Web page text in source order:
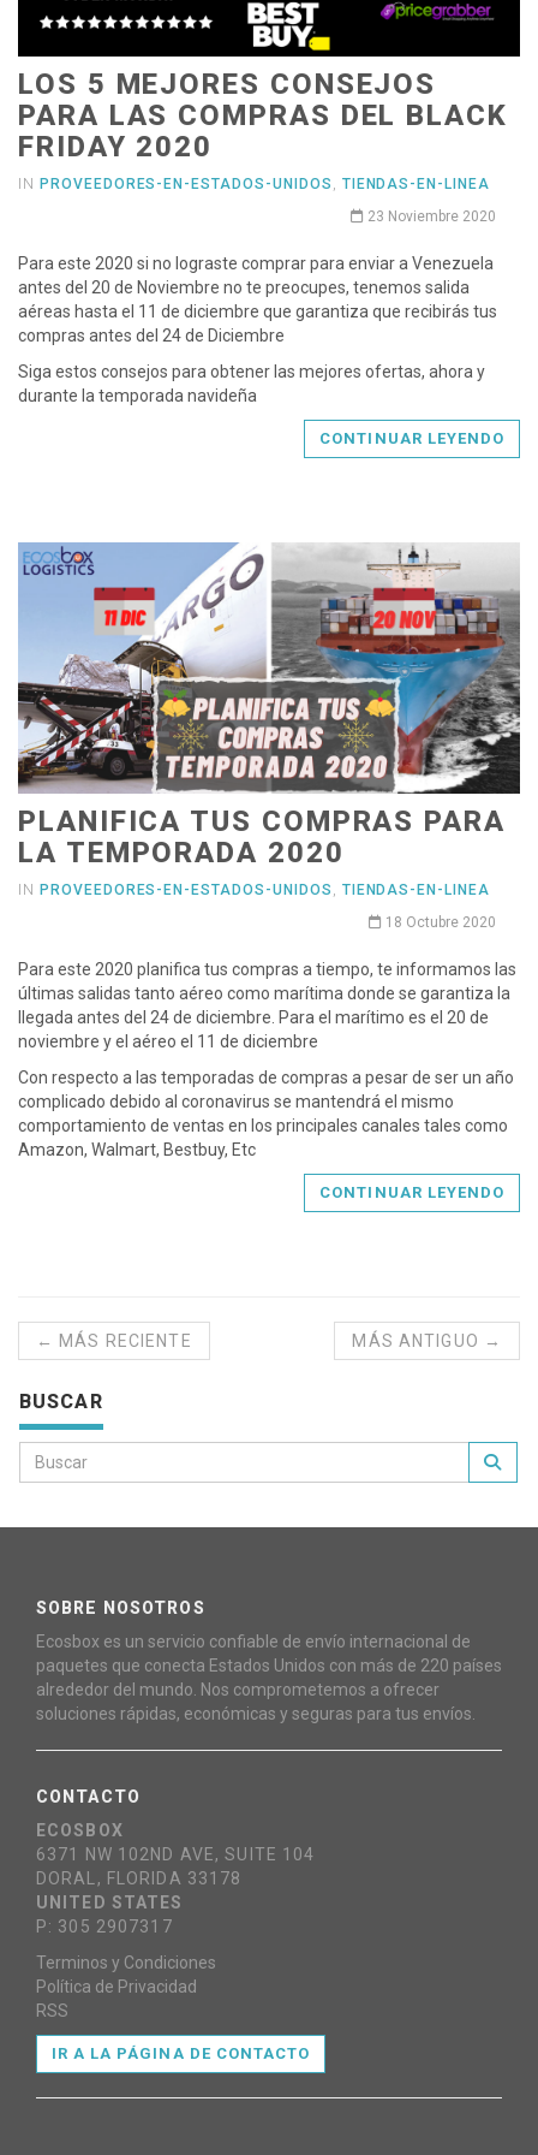
LOS 5 MEJORES CONSEJOS
PARA LAS COMPRAS DEL BLACK
FRIDAY 2020
IN PROVEEDORES-EN-ESTADOS-UNIDOS , TIENDAS-EN-LINEA
23 Noviembre 2020
Para este 2020 si no lograste comprar para enviar a Venezuela
antes del 20 de Noviembre no te preocupes, tenemos salida
aéreas hasta el 11 de diciembre que garantiza que recibirás tus
compras antes del 24 de Diciembre
Siga estos consejos para obtener las mejores ofertas, ahora y
durante la temporada navideña
CONTINUAR LEYENDO
PLANIFICA TUS COMPRAS PARA
LA TEMPORADA 2020
IN PROVEEDORES-EN-ESTADOS-UNIDOS , TIENDAS-EN-LINEA
18 Octubre 2020
Para este 2020 planifica tus compras a tiempo, te informamos las
últimas salidas tanto aéreo como marítima donde se garantiza la
llegada antes del 24 de diciembre. Para el marítimo es el 20 de
noviembre y el aéreo el 11 de diciembre
Con respecto a las temporadas de compras a pesar de ser un año
complicado debido al coronavirus se mantendrá el mismo
comportamiento de ventas en los principales canales tales como
Amazon, Walmart, Bestbuy, Etc
CONTINUAR LEYENDO
← MÁS RECIENTE MÁS ANTIGUO →
BUSCAR
SOBRE NOSOTROS
Ecosbox es un servicio confiable de envío internacional de
paquetes que conecta Estados Unidos con más de 220 países
alrededor del mundo. Nos comprometemos a ofrecer
soluciones rápidas, económicas y seguras para tus envíos.
CONTACTO
ECOSBOX
6371 NW 102ND AVE, SUITE 104
DORAL, FLORIDA 33178
UNITED STATES
P: 305 2907317
Terminos y Condiciones
Política de Privacidad
RSS
IR A LA PÁGINA DE CONTACTO